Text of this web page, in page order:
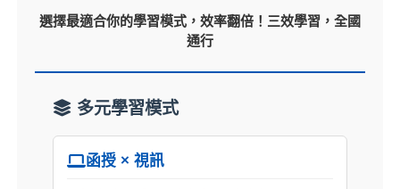
選擇最適合你的學習模式，效率翻倍！三效學習，全國
通行
多元學習模式
函授 × 視訊